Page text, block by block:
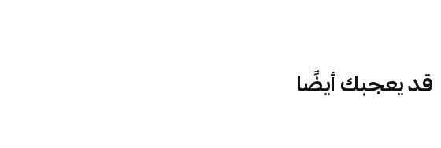
قد يعجبك أيضًا